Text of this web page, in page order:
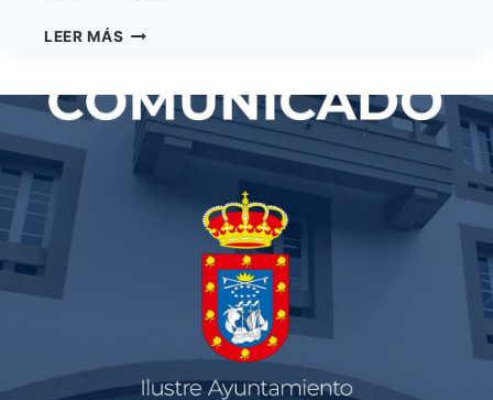
LEER MÁS GRANADILLA
ADJUDICA
EL
CONTRATO
MANTENIMIENTO
ASCENSORES
MUNICIPALES
EUROS